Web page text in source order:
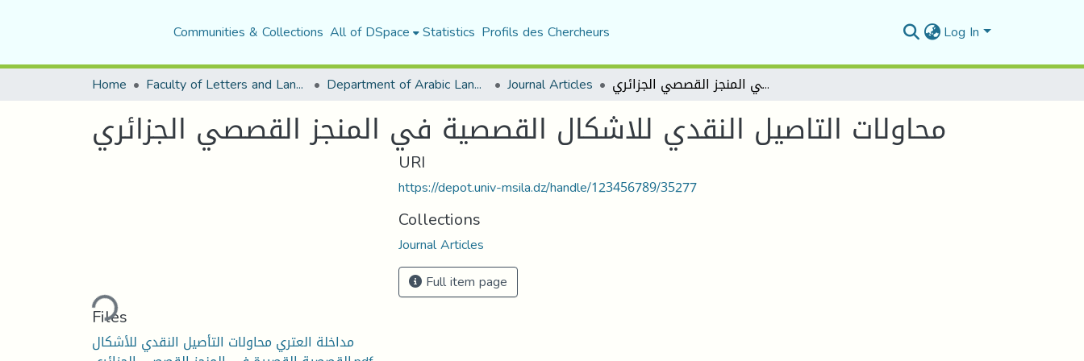
Communities & Collections All of DSpace Statistics Profils des Chercheurs Log In
Home Faculty of Letters and Languages Department of Arabic Language and Literature Journal Articles محاولات التاصيل النقدي للاشكال القصصية في المنجز القصصي الجزائري
محاولات التاصيل النقدي للاشكال القصصية في المنجز القصصي الجزائري
Loading...
Files
مداخلة العتري محاولات التأصيل النقدي للأشكال
URI
https://depot.univ-msila.dz/handle/123456789/35277
Collections
Journal Articles
Full item page